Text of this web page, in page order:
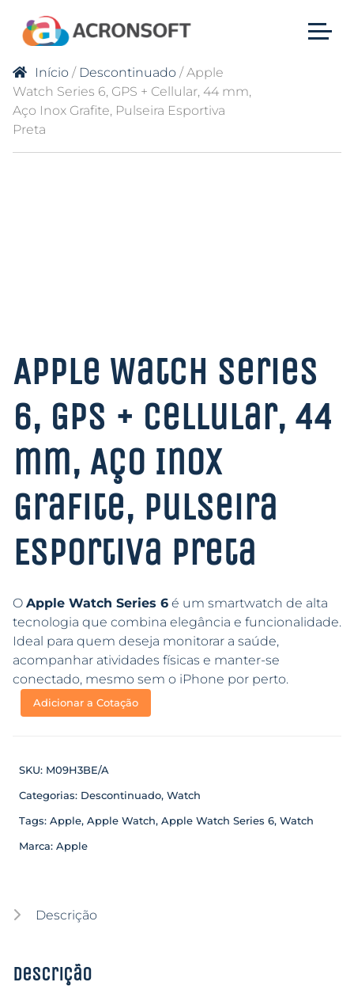
Início / Descontinuado / Apple
Watch Series 6, GPS + Cellular, 44 mm,
Aço Inox Grafite, Pulseira Esportiva
Preta
Apple Watch Series
6, GPS + Cellular, 44
mm, Aço Inox
Grafite, Pulseira
Esportiva Preta
O Apple Watch Series 6 é um smartwatch de alta
tecnologia que combina elegância e funcionalidade.
Ideal para quem deseja monitorar a saúde,
acompanhar atividades físicas e manter-se
conectado, mesmo sem o iPhone por perto.
Adicionar a Cotação
SKU: M09H3BE/A
Categorias: Descontinuado, Watch
Tags: Apple, Apple Watch, Apple Watch Series 6, Watch
Marca: Apple
Descrição
Descrição